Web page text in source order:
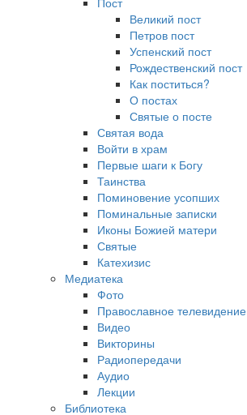
Великий пост
Петров пост
Успенский пост
Рождественский пост
Как поститься?
О постах
Святые о посте
Святая вода
Войти в храм
Первые шаги к Богу
Таинства
Поминовение усопших
Поминальные записки
Иконы Божией матери
Святые
Катехизис
Медиатека
Фото
Православное телевидение
Видео
Викторины
Радиопередачи
Аудио
Лекции
Библиотека